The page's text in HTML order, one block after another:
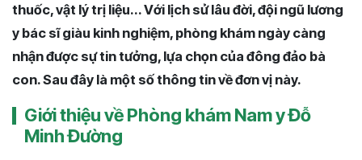
thuốc, vật lý trị liệu... Với lịch sử lâu đời, đội ngũ lương
y bác sĩ giàu kinh nghiệm, phòng khám ngày càng
nhận được sự tin tưởng, lựa chọn của đông đảo bà
con. Sau đây là một số thông tin về đơn vị này.
Giới thiệu về Phòng khám Nam y Đỗ
Minh Đường